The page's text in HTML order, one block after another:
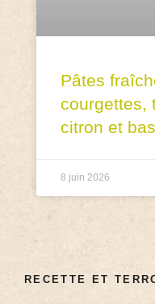
Pâtes
courgettes,
citron et
8 juin 2026
RECETTE ET